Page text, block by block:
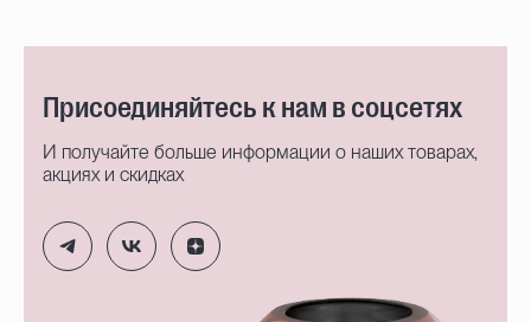
Присоединяйтесь к нам в соцсетях
И получайте больше информации о наших товарах,
акциях и скидках